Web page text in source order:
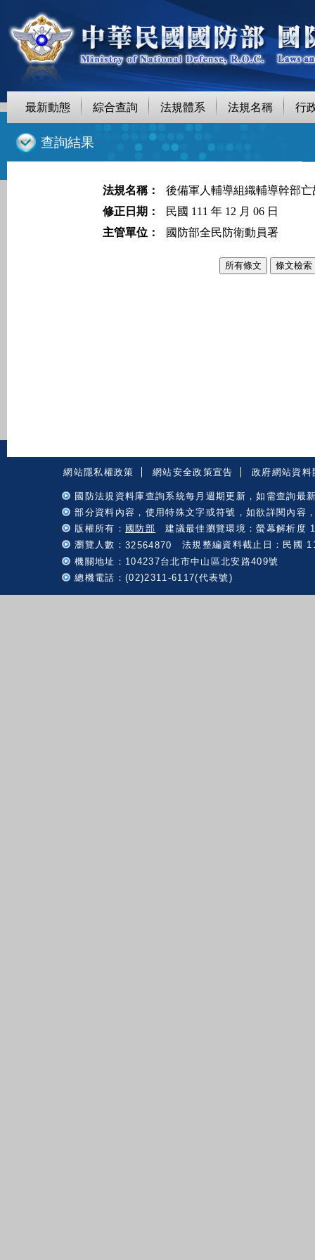
最新動態 綜合查詢 法規體系 法規名稱 行
查詢結果
法規名稱：
後備軍人輔導組織輔導幹部
修正日期：
民國 111 年 12 月 06 日
主管單位：
國防部全民防衛動員署
網站隱私權政策 網站安全政策宣告 政府網站資料
國防法規資料庫查詢系統每月週期更新，如需查詢最
部分資料內容，使用特殊文字或符號，如欲詳閱內容
版權所有： 國防部 建議最佳瀏覽環境：螢幕解析度
瀏覽人數：32564870
法規整編資料截止日：民國
機關地址：104237台北市中山區北安路409號
總機電話：(02)2311-6117(代表號)